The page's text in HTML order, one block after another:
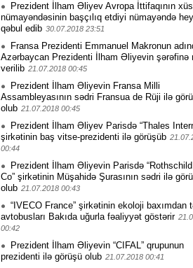
Prezident İlham Əliyev Avropa İttifaqının
nümayəndəsinin başçılıq etdiyi nümayəndə
qəbul edib 30.07.2018 23:51
Fransa Prezidenti Emmanuel Makronun
Azərbaycan Prezidenti İlham Əliyevin şərəfinə
verilib 21.07.2018 00:45
Prezident İlham Əliyevin Fransa Milli
Assambleyasının sədri Fransua de Rüji ilə
olub 21.07.2018 00:45
Prezident İlham Əliyev Parisdə “Thales
şirkətinin baş vitse-prezidenti ilə görüşüb
00:44
Prezident İlham Əliyevin Parisdə
Co” şirkətinin Müşahidə Şurasının sədri ilə
olub 21.07.2018 00:43
“IVECO France” şirkətinin ekoloji baxımdan
avtobusları Bakıda uğurla fəaliyyət göstərir
00:42
Prezident İlham Əliyevin “CIFAL” qrupunun
prezidenti ilə görüşü olub 21.07.2018 00:41